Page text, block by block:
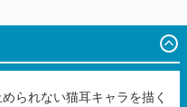
められない猫耳キャラを描く